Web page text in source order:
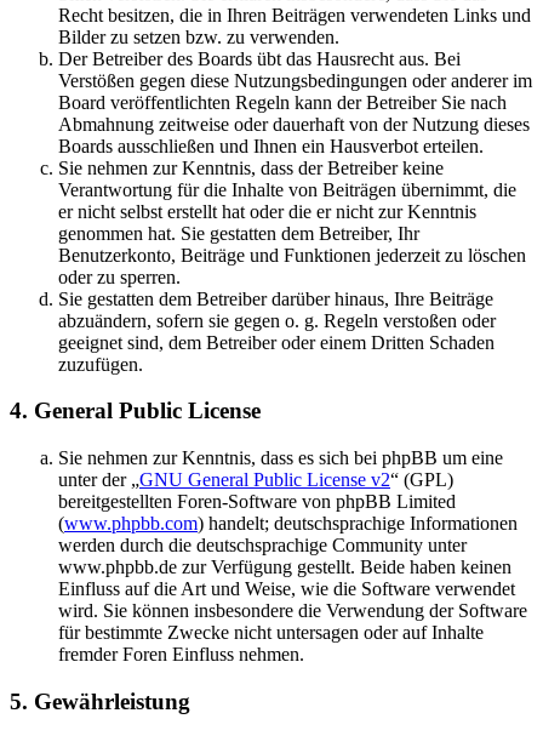
Recht besitzen, die in Ihren Beiträgen verwendeten Links und
Bilder zu setzen bzw. zu verwenden.
Der Betreiber des Boards übt das Hausrecht aus. Bei
Verstößen gegen diese Nutzungsbedingungen oder anderer im
Board veröffentlichten Regeln kann der Betreiber Sie nach
Abmahnung zeitweise oder dauerhaft von der Nutzung dieses
Boards ausschließen und Ihnen ein Hausverbot erteilen.
Sie nehmen zur Kenntnis, dass der Betreiber keine
Verantwortung für die Inhalte von Beiträgen übernimmt, die
er nicht selbst erstellt hat oder die er nicht zur Kenntnis
genommen hat. Sie gestatten dem Betreiber, Ihr
Benutzerkonto, Beiträge und Funktionen jederzeit zu löschen
oder zu sperren.
Sie gestatten dem Betreiber darüber hinaus, Ihre Beiträge
abzuändern, sofern sie gegen o. g. Regeln verstoßen oder
geeignet sind, dem Betreiber oder einem Dritten Schaden
zuzufügen.
4. General Public License
Sie nehmen zur Kenntnis, dass es sich bei phpBB um eine
unter der „GNU General Public License v2“ (GPL)
bereitgestellten Foren-Software von phpBB Limited
(www.phpbb.com) handelt; deutschsprachige Informationen
werden durch die deutschsprachige Community unter
www.phpbb.de zur Verfügung gestellt. Beide haben keinen
Einfluss auf die Art und Weise, wie die Software verwendet
wird. Sie können insbesondere die Verwendung der Software
für bestimmte Zwecke nicht untersagen oder auf Inhalte
fremder Foren Einfluss nehmen.
5. Gewährleistung